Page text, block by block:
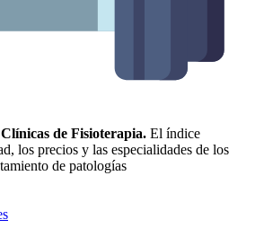
de Fisioterapia. El índice
los precios y las especialidades de los
de patologías